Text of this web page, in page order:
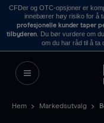
CFDer og OTC-opsjoner er
innebærer høy risiko for å
profesjonelle kunder taper
tilbyderen . Du bør vurdere om
om du har råd til å ta
Hem Markedsutvalg